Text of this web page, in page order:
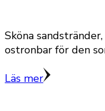
Sköna
ostronbar för den
Läs mer